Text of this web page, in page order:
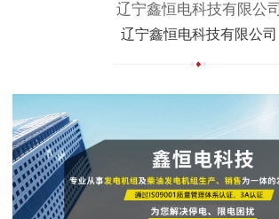
辽宁鑫恒电科技有限公司
辽宁鑫恒电科技有限公司